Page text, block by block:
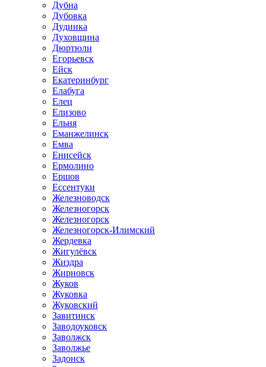
Дубна
Дубовка
Дудинка
Духовщина
Дюртюли
Егорьевск
Ейск
Екатеринбург
Елабуга
Елец
Елизово
Ельня
Еманжелинск
Емва
Енисейск
Ермолино
Ершов
Ессентуки
Железноводск
Железногорск
Железногорск
Железногорск-Илимский
Жердевка
Жигулёвск
Жиздра
Жирновск
Жуков
Жуковка
Жуковский
Завитинск
Заводоуковск
Заволжск
Заволжье
Задонск